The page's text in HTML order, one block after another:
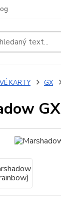
KARTY GX